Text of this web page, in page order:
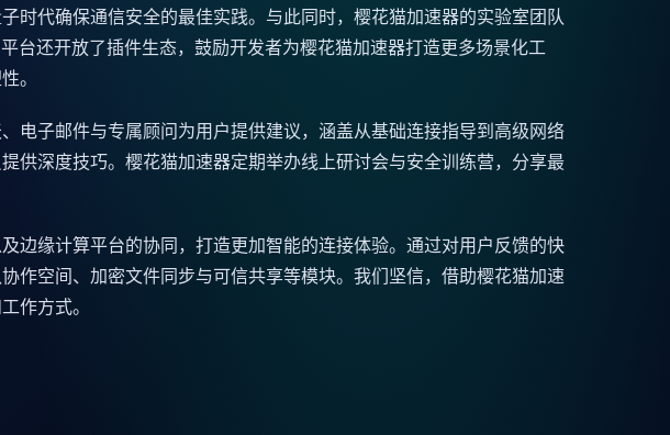
时代确保通信安全的最佳实践。与此同时，樱花猫加速器的实验室团队
台还开放了插件生态，鼓励开发者为樱花猫加速器打造更多场景化工
。
电子邮件与专属顾问为用户提供建议，涵盖从基础连接指导到高级网络
供深度技巧。樱花猫加速器定期举办线上研讨会与安全训练营，分享最
边缘计算平台的协同，打造更加智能的连接体验。通过对用户反馈的快
作空间、加密文件同步与可信共享等模块。我们坚信，借助樱花猫加速
作方式。